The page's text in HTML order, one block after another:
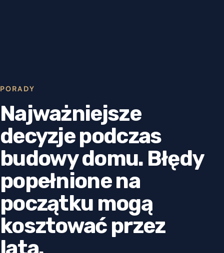
PORADY
Najważniejsze
decyzje podczas
budowy domu. Błędy
popełnione na
początku mogą
kosztować przez